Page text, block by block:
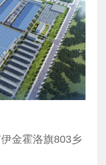
金霍洛旗803乡